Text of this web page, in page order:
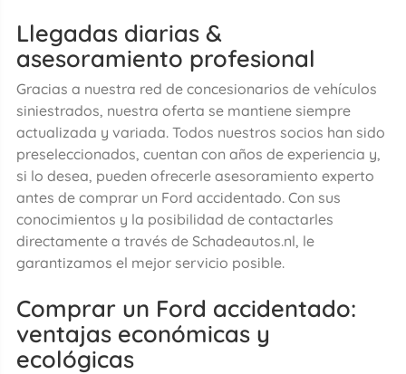
Llegadas diarias &
asesoramiento profesional
Gracias a nuestra red de concesionarios de vehículos
siniestrados, nuestra oferta se mantiene siempre
actualizada y variada. Todos nuestros socios han sido
preseleccionados, cuentan con años de experiencia y,
si lo desea, pueden ofrecerle asesoramiento experto
antes de comprar un Ford accidentado. Con sus
conocimientos y la posibilidad de contactarles
directamente a través de Schadeautos.nl, le
garantizamos el mejor servicio posible.
Comprar un Ford accidentado:
ventajas económicas y
ecológicas